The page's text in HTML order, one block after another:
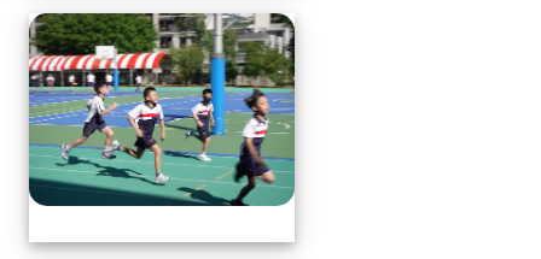
體育表演會(全員賽跑會前賽)